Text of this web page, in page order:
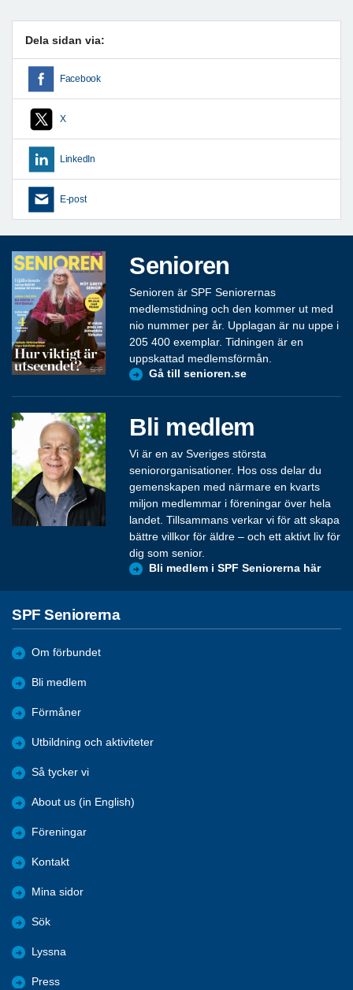
Dela sidan via:
Facebook
X
LinkedIn
E-post
Senioren
Senioren är SPF Seniorernas
medlemstidning och den kommer ut med
nio nummer per år. Upplagan är nu uppe i
205 400 exemplar. Tidningen är en
uppskattad medlemsförmån.
Gå till senioren.se
Bli medlem
Vi är en av Sveriges största
seniororganisationer. Hos oss delar du
gemenskapen med närmare en kvarts
miljon medlemmar i föreningar över hela
landet. Tillsammans verkar vi för att skapa
bättre villkor för äldre – och ett aktivt liv för
dig som senior.
Bli medlem i SPF Seniorerna här
SPF Seniorerna
Om förbundet
Bli medlem
Förmåner
Utbildning och aktiviteter
Så tycker vi
About us (in English)
Föreningar
Kontakt
Mina sidor
Sök
Lyssna
Press